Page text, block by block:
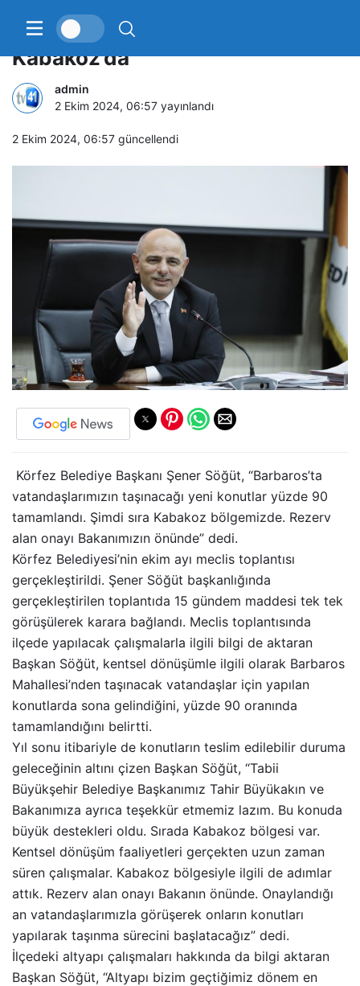
Körfez’de dönüşüm sırası
Kabakoz’da
admin
2 Ekim 2024, 06:57 yayınlandı
2 Ekim 2024, 06:57 güncellendi
Körfez Belediye Başkanı Şener Söğüt, “Barbaros’ta
vatandaşlarımızın taşınacağı yeni konutlar yüzde 90
tamamlandı. Şimdi sıra Kabakoz bölgemizde. Rezerv
alan onayı Bakanımızın önünde” dedi.
Körfez Belediyesi’nin ekim ayı meclis toplantısı
gerçekleştirildi. Şener Söğüt başkanlığında
gerçekleştirilen toplantıda 15 gündem maddesi tek tek
görüşülerek karara bağlandı. Meclis toplantısında
ilçede yapılacak çalışmalarla ilgili bilgi de aktaran
Başkan Söğüt, kentsel dönüşümle ilgili olarak Barbaros
Mahallesi’nden taşınacak vatandaşlar için yapılan
konutlarda sona gelindiğini, yüzde 90 oranında
tamamlandığını belirtti.
Yıl sonu itibariyle de konutların teslim edilebilir duruma
geleceğinin altını çizen Başkan Söğüt, “Tabii
Büyükşehir Belediye Başkanımız Tahir Büyükakın ve
Bakanımıza ayrıca teşekkür etmemiz lazım. Bu konuda
büyük destekleri oldu. Sırada Kabakoz bölgesi var.
Kentsel dönüşüm faaliyetleri gerçekten uzun zaman
süren çalışmalar. Kabakoz bölgesiyle ilgili de adımlar
attık. Rezerv alan onayı Bakanın önünde. Onaylandığı
an vatandaşlarımızla görüşerek onların konutları
yapılarak taşınma sürecini başlatacağız” dedi.
İlçedeki altyapı çalışmaları hakkında da bilgi aktaran
Başkan Söğüt, “Altyapı bizim geçtiğimiz dönem en